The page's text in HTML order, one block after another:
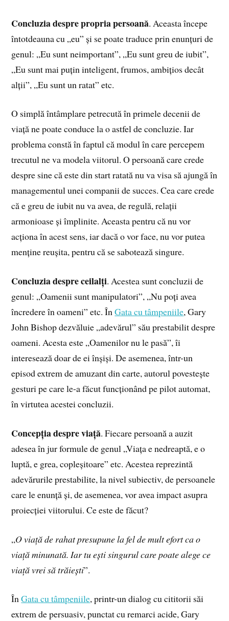
Concluzia despre propria persoană. Aceasta începe
întotdeauna cu „eu” și se poate traduce prin enunțuri de
genul: „Eu sunt neimportant”, „Eu sunt greu de iubit”,
„Eu sunt mai puțin inteligent, frumos, ambițios decât
alții”, „Eu sunt un ratat” etc.
O simplă întâmplare petrecută în primele decenii de
viață ne poate conduce la o astfel de concluzie. Iar
problema constă în faptul că modul în care percepem
trecutul ne va modela viitorul. O persoană care crede
despre sine că este din start ratată nu va visa să ajungă în
managementul unei companii de succes. Cea care crede
că e greu de iubit nu va avea, de regulă, relații
armonioase și împlinite. Aceasta pentru că nu vor
acționa în acest sens, iar dacă o vor face, nu vor putea
menține reușita, pentru că se sabotează singure.
Concluzia despre ceilalți. Acestea sunt concluzii de
genul: „Oamenii sunt manipulatori”, „Nu poți avea
încredere în oameni” etc. ÎnGata cu tâmpeniile, Gary
John Bishop dezvăluie „adevărul” său prestabilit despre
oameni. Acesta este „Oamenilor nu le pasă”, îi
interesează doar de ei înșiși. De asemenea, într-un
episod extrem de amuzant din carte, autorul povestește
gesturi pe care le-a făcut funcționând pe pilot automat,
în virtutea acestei concluzii.
Concepția despre viață. Fiecare persoană a auzit
adesea în jur formule de genul „Viața e nedreaptă, e o
luptă, e grea, copleșitoare” etc. Acestea reprezintă
adevărurile prestabilite, la nivel subiectiv, de persoanele
care le enunță și, de asemenea, vor avea impact asupra
proiecției viitorului. Ce este de făcut?
„O viață de rahat presupune la fel de mult efort ca o
viață minunată. Iar tu ești singurul care poate alege ce
viață vrei să trăiești”.
ÎnGata cu tâmpeniile, printr-un dialog cu cititorii săi
extrem de persuasiv, punctat cu remarci acide, Gary